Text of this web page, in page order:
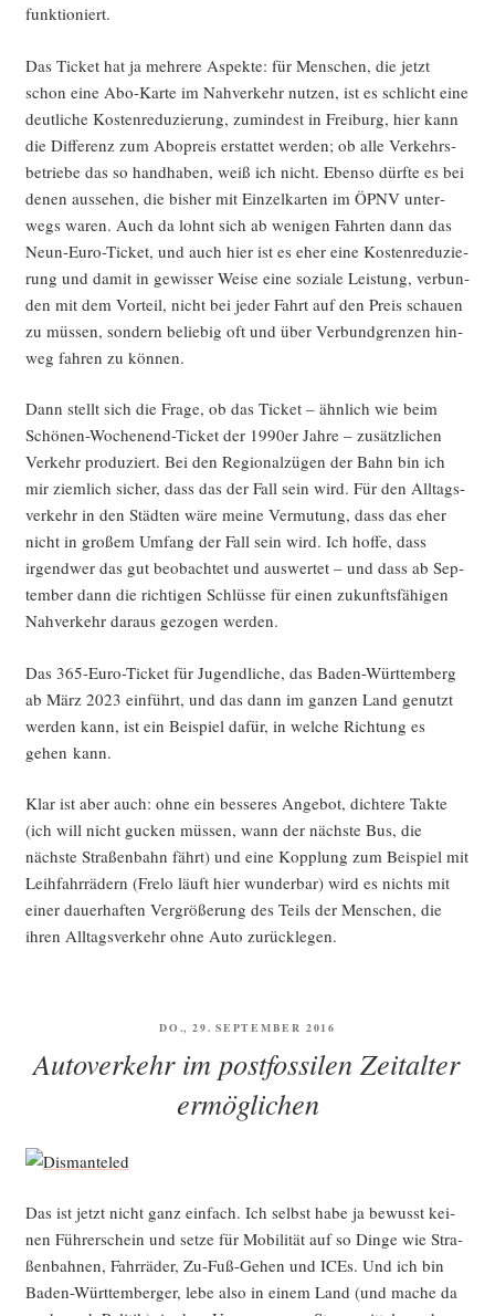
funktioniert.
Das Ticket hat ja meh­re­re Aspek­te: für Men­schen, die jetzt
schon eine Abo-Kar­te im Nah­ver­kehr nut­zen, ist es schlicht eine
deut­li­che Kos­ten­re­du­zie­rung, zumin­dest in Frei­burg, hier kann
die Dif­fe­renz zum Abo­preis erstat­tet wer­den; ob alle Ver­kehrs­
be­trie­be das so hand­ha­ben, weiß ich nicht. Eben­so dürf­te es bei
denen aus­se­hen, die bis­her mit Ein­zel­kar­ten im ÖPNV unter­
wegs waren. Auch da lohnt sich ab weni­gen Fahr­ten dann das
Neun-Euro-Ticket, und auch hier ist es eher eine Kos­ten­re­du­zie­
rung und damit in gewis­ser Wei­se eine sozia­le Leis­tung, ver­bun­
den mit dem Vor­teil, nicht bei jeder Fahrt auf den Preis schau­en
zu müs­sen, son­dern belie­big oft und über Ver­bund­gren­zen hin­
weg fah­ren zu können.
Dann stellt sich die Fra­ge, ob das Ticket – ähn­lich wie beim
Schö­nen-Wochen­end-Ticket der 1990er Jah­re – zusätz­li­chen
Ver­kehr pro­du­ziert. Bei den Regio­nal­zü­gen der Bahn bin ich
mir ziem­lich sicher, dass das der Fall sein wird. Für den All­tags­
ver­kehr in den Städ­ten wäre mei­ne Ver­mu­tung, dass das eher
nicht in gro­ßem Umfang der Fall sein wird. Ich hof­fe, dass
irgend­wer das gut beob­ach­tet und aus­wer­tet – und dass ab Sep­
tem­ber dann die rich­ti­gen Schlüs­se für einen zukunfts­fä­hi­gen
Nah­ver­kehr dar­aus gezo­gen werden.
Das 365-Euro-Ticket für Jugend­li­che, das Baden-Würt­tem­berg
ab März 2023 ein­führt, und das dann im gan­zen Land genutzt
wer­den kann, ist ein Bei­spiel dafür, in wel­che Rich­tung es
gehen kann.
Klar ist aber auch: ohne ein bes­se­res Ange­bot, dich­te­re Tak­te
(ich will nicht gucken müs­sen, wann der nächs­te Bus, die
nächs­te Stra­ßen­bahn fährt) und eine Kopp­lung zum Bei­spiel mit
Leih­fahr­rä­dern (Fre­lo läuft hier wun­der­bar) wird es nichts mit
einer dau­er­haf­ten Ver­grö­ße­rung des Teils der Men­schen, die
ihren All­tags­ver­kehr ohne Auto zurücklegen.
VERÖFFENTLICHT
DO., 29. SEPTEMBER 2016
Autoverkehr im postfossilen Zeitalter
ermöglichen
Das ist jetzt nicht ganz ein­fach. Ich selbst habe ja bewusst kei­
nen Füh­rer­schein und set­ze für Mobi­li­tät auf so Din­ge wie Stra­
ßen­bah­nen, Fahr­rä­der, Zu-Fuß-Gehen und ICEs. Und ich bin
Baden-Würt­tem­ber­ger, lebe also in einem Land (und mache da